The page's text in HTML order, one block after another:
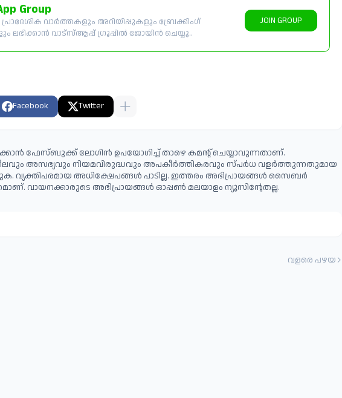
Group
വാർത്തകളും അറിയിപ്പുകളും ബ്രേക്കിംഗ്
വാട്സ്ആപ്പ് ഗ്രൂപ്പിൽ ജോയിൻ ചെയ്യൂ..
JOIN GROUP
Facebook Twitter
ഫേസ്ബുക്ക് ലോഗിൻ ഉപയോഗിച്ച് താഴെ കമന്റ് ചെയ്യാവുന്നതാണ്.
അസഭ്യവും നിയമവിരുദ്ധവും അപകീര്‍ത്തികരവും സ്പര്‍ധ വളര്‍ത്തുന്നതുമായ
വ്യക്തിപരമായ അധിക്ഷേപങ്ങള്‍ പാടില്ല. ഇത്തരം അഭിപ്രായങ്ങള്‍ സൈബര്‍
വായനക്കാരുടെ അഭിപ്രായങ്ങള്‍ ഓപ്പൺ മലയാളം ന്യൂസിന്റേതല്ല.
വളരെ പഴയ